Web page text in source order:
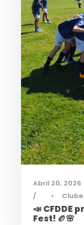
Abril 20, 2026
•
📣 CFDDE
Fest! 🏉🌸